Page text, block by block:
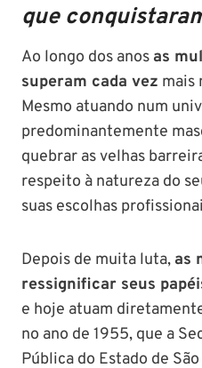
que
Ao longo dos anos as
superam cada vez mais
Mesmo atuando num
predominantemente
quebrar as velhas
respeito à natureza do
suas escolhas
Depois de muita luta, as
ressignificar seus
e hoje atuam
no ano de 1955, que a
Pública do Estado de